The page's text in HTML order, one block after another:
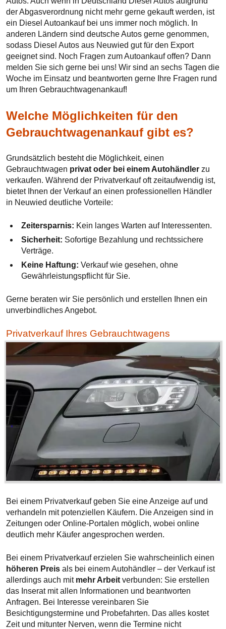
der Abgasverordnung nicht mehr gerne gekauft werden, ist
ein Diesel Autoankauf bei uns immer noch möglich. In
anderen Ländern sind deutsche Autos gerne genommen,
sodass Diesel Autos aus Neuwied gut für den Export
geeignet sind. Noch Fragen zum Autoankauf offen? Dann
melden Sie sich gerne bei uns! Wir sind an sechs Tagen die
Woche im Einsatz und beantworten gerne Ihre Fragen rund
um Ihren Gebrauchtwagenankauf!
Welche Möglichkeiten für den
Gebrauchtwagenankauf gibt es?
Grundsätzlich besteht die Möglichkeit, einen
Gebrauchtwagen privat oder bei einem Autohändler zu
verkaufen. Während der Privatverkauf oft zeitaufwendig ist,
bietet Ihnen der Verkauf an einen professionellen Händler
in Neuwied deutliche Vorteile:
Zeitersparnis: Kein langes Warten auf Interessenten.
Sicherheit: Sofortige Bezahlung und rechtssichere
Verträge.
Keine Haftung: Verkauf wie gesehen, ohne
Gewährleistungspflicht für Sie.
Gerne beraten wir Sie persönlich und erstellen Ihnen ein
unverbindliches Angebot.
Privatverkauf Ihres Gebrauchtwagens
Bei einem Privatverkauf geben Sie eine Anzeige auf und
verhandeln mit potenziellen Käufern. Die Anzeigen sind in
Zeitungen oder Online-Portalen möglich, wobei online
deutlich mehr Käufer angesprochen werden.
Bei einem Privatverkauf erzielen Sie wahrscheinlich einen
höheren Preis als bei einem Autohändler – der Verkauf ist
allerdings auch mit mehr Arbeit verbunden: Sie erstellen
das Inserat mit allen Informationen und beantworten
Anfragen. Bei Interesse vereinbaren Sie
Besichtigungstermine und Probefahrten. Das alles kostet
Zeit und mitunter Nerven, wenn die Termine nicht